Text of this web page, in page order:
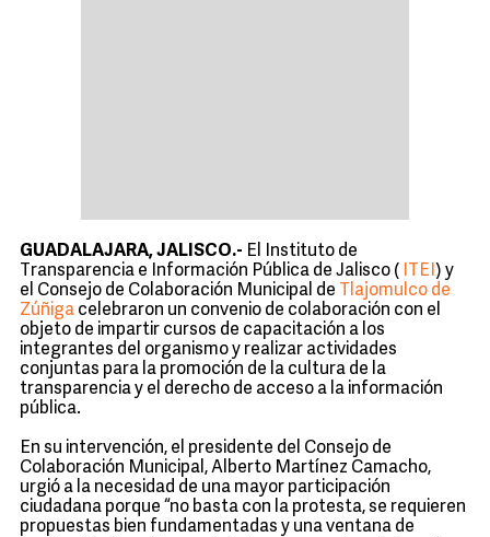
GUADALAJARA, JALISCO.- El Instituto de
Transparencia e Información Pública de Jalisco (
ITEI ) y
el Consejo de Colaboración Municipal de
Tlajomulco de
Zúñiga celebraron un convenio de colaboración con el
objeto de impartir cursos de capacitación a los
integrantes del organismo y realizar actividades
conjuntas para la promoción de la cultura de la
transparencia y el derecho de acceso a la información
pública.
En su intervención, el presidente del Consejo de
Colaboración Municipal, Alberto Martínez Camacho,
urgió a la necesidad de una mayor participación
ciudadana porque “no basta con la protesta, se requieren
propuestas bien fundamentadas y una ventana de